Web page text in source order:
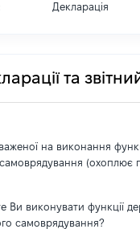
Декларація
та
на виконання
(охоплює
Ви виконувати функції
самоврядування?